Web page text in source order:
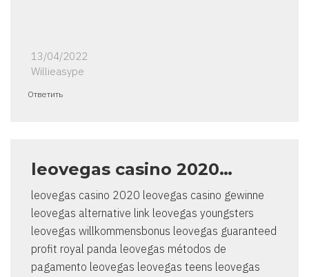
13/04/2022
Willieasype
Ответить
leovegas casino 2020…
leovegas casino 2020 leovegas casino gewinne
leovegas alternative link leovegas youngsters
leovegas willkommensbonus leovegas guaranteed
profit royal panda leovegas métodos de
pagamento leovegas leovegas teens leovegas